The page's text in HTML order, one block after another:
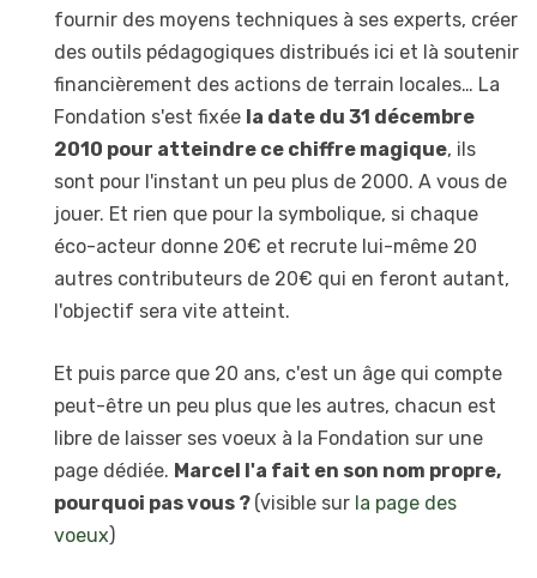
fournir des moyens techniques à ses experts, créer
des outils pédagogiques distribués ici et là soutenir
financièrement des actions de terrain locales… La
Fondation s'est fixée la date du 31 décembre
2010 pour atteindre ce chiffre magique, ils
sont pour l'instant un peu plus de 2000. A vous de
jouer. Et rien que pour la symbolique, si chaque
éco-acteur donne 20€ et recrute lui-même 20
autres contributeurs de 20€ qui en feront autant,
l'objectif sera vite atteint.
Et puis parce que 20 ans, c'est un âge qui compte
peut-être un peu plus que les autres, chacun est
libre de laisser ses voeux à la Fondation sur une
page dédiée. Marcel l'a fait en son nom propre,
pourquoi pas vous ? (visible sur la page des
voeux)